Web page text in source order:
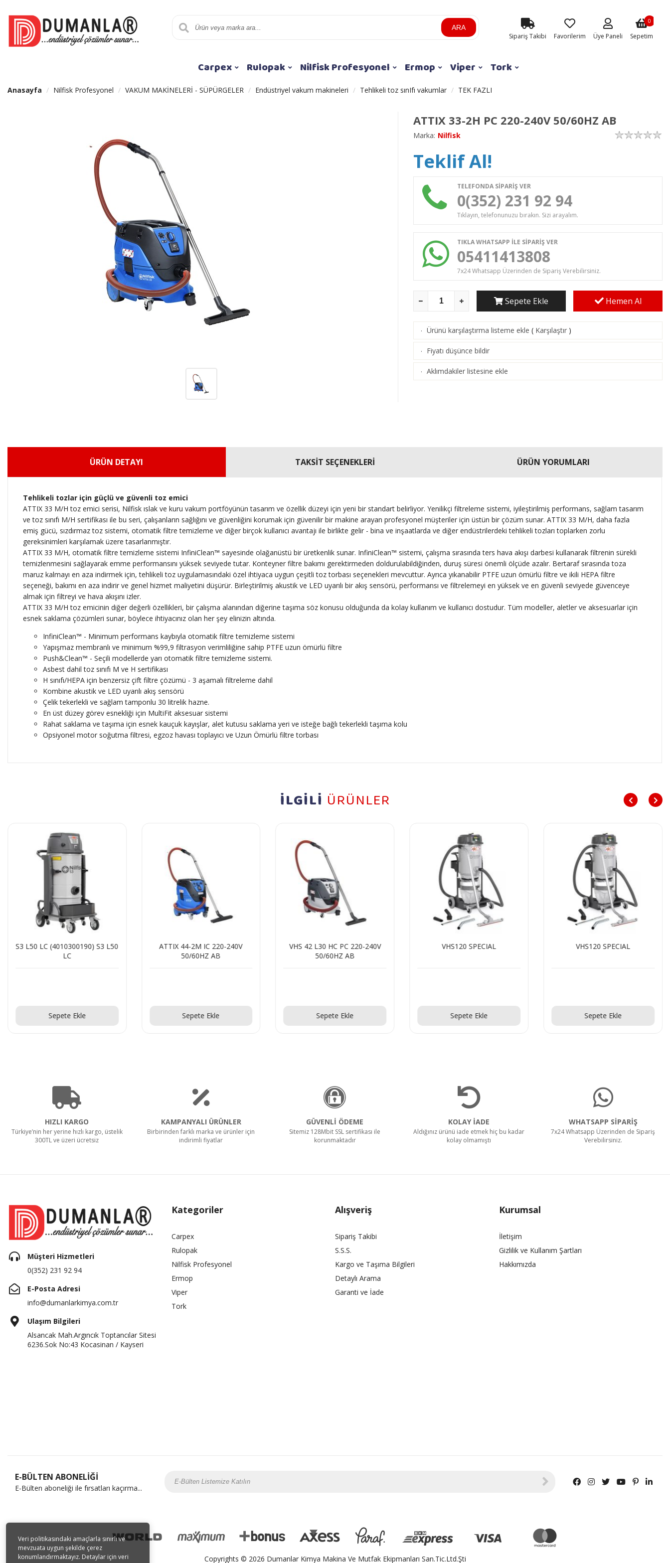
Veri politikasındaki amaçlarla sınırlı ve
mevzuata uygun şekilde çerez
konumlandırmaktayız. Detaylar için veri
ARA
Sipariş Takibi Favorilerim Üye Paneli Sepetim
0
Carpex Rulopak Nilfisk Profesyonel Ermop Viper Tork
Anasayfa Nilfisk Profesyonel VAKUM MAKİNELERİ - SÜPÜRGELER Endüstriyel vakum makineleri Tehlikeli toz sınIfı vakumlar TEK FAZLI
ATTIX 33-2H PC 220-240V 50/60HZ AB
Marka: Nilfisk
Teklif Al!
TELEFONDA SİPARİŞ VER
0(352) 231 92 94
Tıklayın, telefonunuzu bırakın. Sizi arayalım.
TIKLA WHATSAPP İLE SİPARİŞ VER
05411413808
7x24 Whatsapp Üzerinden de Sipariş Verebilirsiniz.
Sepete Ekle Hemen Al
· Ürünü karşılaştırma listeme ekle ( Karşılaştır )
· Fiyatı düşünce bildir
· Aklımdakiler listesine ekle
ÜRÜN DETAYI TAKSİT SEÇENEKLERİ ÜRÜN YORUMLARI
Tehlikeli tozlar için güçlü ve güvenli toz emici
ATTIX 33 M/H toz emici serisi, Nilfisk ıslak ve kuru vakum portföyünün tasarım ve özellik düzeyi için yeni bir standart belirliyor. Yenilikçi filtreleme sistemi, iyileştirilmiş performans, sağlam tasarım
ve toz sınıfı M/H sertifikası ile bu seri, çalışanların sağlığını ve güvenliğini korumak için güvenilir bir makine arayan profesyonel müşteriler için üstün bir çözüm sunar. ATTIX 33 M/H, daha fazla
emiş gücü, sızdırmaz toz sistemi, otomatik filtre temizleme ve diğer birçok kullanıcı avantajı ile birlikte gelir - bina ve inşaatlarda ve diğer endüstrilerdeki tehlikeli tozları toplarken zorlu
gereksinimleri karşılamak üzere tasarlanmıştır.
ATTIX 33 M/H, otomatik filtre temizleme sistemi InfiniClean™ sayesinde olağanüstü bir üretkenlik sunar. InfiniClean™ sistemi, çalışma sırasında ters hava akışı darbesi kullanarak filtrenin sürekli
temizlenmesini sağlayarak emme performansını yüksek seviyede tutar. Konteyner filtre bakımı gerektirmeden doldurulabildiğinden, duruş süresi önemli ölçüde azalır. Bertaraf sırasında toza
maruz kalmayı en aza indirmek için, tehlikeli toz uygulamasındaki özel ihtiyaca uygun çeşitli toz torbası seçenekleri mevcuttur. Ayrıca yıkanabilir PTFE uzun ömürlü filtre ve ikili HEPA filtre
seçeneği, bakımı en aza indirir ve genel hizmet maliyetini düşürür. Birleştirilmiş akustik ve LED uyarılı bir akış sensörü, performansı ve filtrelemeyi en yüksek ve en güvenli seviyede güvenceye
almak için filtreyi ve hava akışını izler.
ATTIX 33 M/H toz emicinin diğer değerli özellikleri, bir çalışma alanından diğerine taşıma söz konusu olduğunda da kolay kullanım ve kullanıcı dostudur. Tüm modeller, aletler ve aksesuarlar için
esnek saklama çözümleri sunar, böylece ihtiyacınız olan her şey elinizin altında.
InfiniClean™ - Minimum performans kaybıyla otomatik filtre temizleme sistemi
Yapışmaz membranlı ve minimum %99,9 filtrasyon verimliliğine sahip PTFE uzun ömürlü filtre
Push&Clean™ - Seçili modellerde yarı otomatik filtre temizleme sistemi.
Asbest dahil toz sınıfı M ve H sertifikası
H sınıfı/HEPA için benzersiz çift filtre çözümü - 3 aşamalı filtreleme dahil
Kombine akustik ve LED uyarılı akış sensörü
Çelik tekerlekli ve sağlam tamponlu 30 litrelik hazne.
En üst düzey görev esnekliği için MultiFit aksesuar sistemi
Rahat saklama ve taşıma için esnek kauçuk kayışlar, alet kutusu saklama yeri ve isteğe bağlı tekerlekli taşıma kolu
Opsiyonel motor soğutma filtresi, egzoz havası toplayıcı ve Uzun Ömürlü filtre torbası
İLGİLİ ÜRÜNLER
S3 L50 LC (4010300190) S3 L50
LC
Sepete Ekle
ATTIX 44-2M IC 220-240V
50/60HZ AB
Sepete Ekle
VHS 42 L30 HC PC 220-240V
50/60HZ AB
Sepete Ekle
VHS120 SPECIAL
Sepete Ekle
VHS120 SPECIAL
Sepete Ekle
HIZLI KARGO
Türkiye’nin her yerine hızlı kargo, üstelik
300TL ve üzeri ücretsiz
KAMPANYALI ÜRÜNLER
Birbirinden farklı marka ve ürünler için
indirimli fiyatlar
GÜVENLİ ÖDEME
Sitemiz 128Mbit SSL sertifikası ile
korunmaktadır
KOLAY İADE
Aldığınız ürünü iade etmek hiç bu kadar
kolay olmamıştı
WHATSAPP SİPARİŞ
7x24 Whatsapp Üzerinden de Sipariş
Verebilirsiniz.
Müşteri Hizmetleri
0(352) 231 92 94
E-Posta Adresi
info@dumanlarkimya.com.tr
Ulaşım Bilgileri
Alsancak Mah.Argıncık Toptancılar Sitesi
6236.Sok No:43 Kocasinan / Kayseri
Kategoriler
Carpex
Rulopak
Nilfisk Profesyonel
Ermop
Viper
Tork
Alışveriş
Sipariş Takibi
S.S.S.
Kargo ve Taşıma Bilgileri
Detaylı Arama
Garanti ve İade
Kurumsal
İletişim
Gizlilik ve Kullanım Şartları
Hakkımızda
E-BÜLTEN ABONELİĞİ
E-Bülten aboneliği ile fırsatları kaçırma...
Copyrights © 2026 Dumanlar Kimya Makina Ve Mutfak Ekipmanları San.Tic.Ltd.Şti